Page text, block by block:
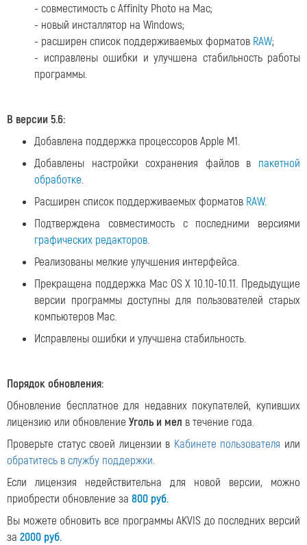
- совместимость с Affinity Photo на Mac;
- новый инсталлятор на Windows;
- расширен список поддерживаемых форматов RAW;
- исправлены ошибки и улучшена стабильность работы
программы.
В версии 5.6:
Добавлена поддержка процессоров Apple M1.
Добавлены настройки сохранения файлов в пакетной
обработке.
Расширен список поддерживаемых форматов RAW.
Подтверждена совместимость с последними версиями
графических редакторов.
Реализованы мелкие улучшения интерфейса.
Прекращена поддержка Mac OS X 10.10-10.11. Предыдущие
версии программы доступны для пользователей старых
компьютеров Mac.
Исправлены ошибки и улучшена стабильность.
Порядок обновления:
Обновление бесплатное для недавних покупателей, купивших
лицензию или обновление Уголь и мел в течение года.
Проверьте статус своей лицензии в Кабинете пользователя или
обратитесь в службу поддержки.
Если лицензия недействительна для новой версии, можно
приобрести обновление за 800 руб.
Вы можете обновить все программы AKVIS до последних версий
за 2000 руб.